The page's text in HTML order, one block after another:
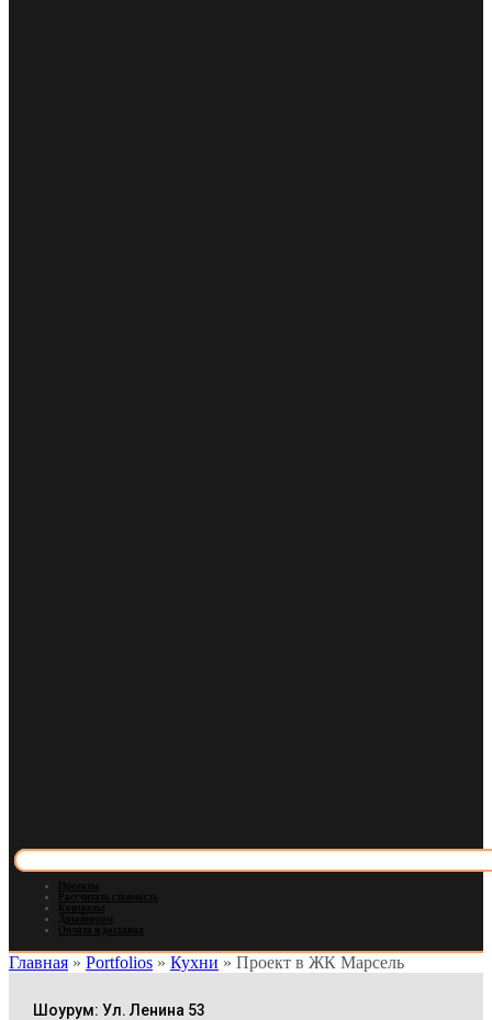
Проекты
Рассчитать стоимость
Контакты
Дизайнерам
Оплата и доставка
Главная » Portfolios » Кухни » Проект в ЖК Марсель
Шоурум: Ул. Ленина 53